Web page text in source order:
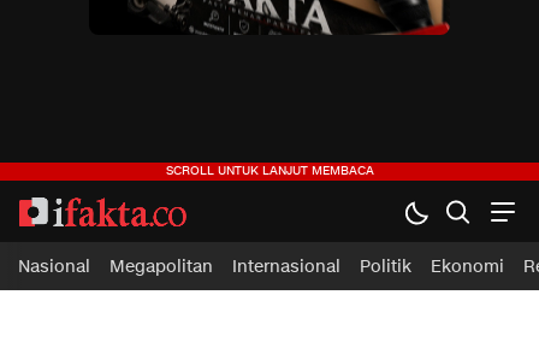
ifakta.co
#pastibenar
Nasional Megapolitan Internasional Politik Ekonomi